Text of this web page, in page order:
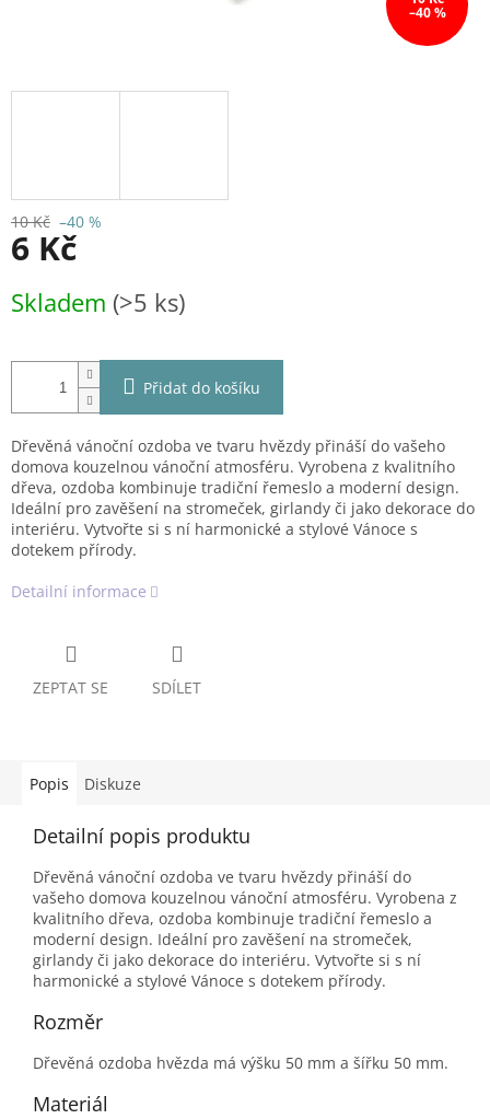
–40 %
10 Kč –40 %
6 Kč
cena:
Skladem (>5 ks)
Přidat do košíku
Dřevěná vánoční ozdoba ve tvaru hvězdy přináší do vašeho
domova kouzelnou vánoční atmosféru. Vyrobena z kvalitního
dřeva, ozdoba kombinuje tradiční řemeslo a moderní design.
Ideální pro zavěšení na stromeček, girlandy či jako dekorace do
interiéru. Vytvořte si s ní harmonické a stylové Vánoce s
dotekem přírody.
Detailní informace
ZEPTAT SE SDÍLET
Popis Diskuze
Detailní popis produktu
Dřevěná vánoční ozdoba ve tvaru hvězdy přináší do
vašeho domova kouzelnou vánoční atmosféru. Vyrobena z
kvalitního dřeva, ozdoba kombinuje tradiční řemeslo a
moderní design. Ideální pro zavěšení na stromeček,
girlandy či jako dekorace do interiéru. Vytvořte si s ní
harmonické a stylové Vánoce s dotekem přírody.
Rozměr
Dřevěná ozdoba hvězda má výšku 50 mm a šířku 50 mm.
Materiál